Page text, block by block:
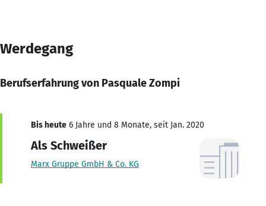
Werdegang
Berufserfahrung von Pasquale Zompi
Bis heute 6 Jahre und 8 Monate, seit Jan. 2020
Als Schweißer
Marx Gruppe GmbH & Co. KG